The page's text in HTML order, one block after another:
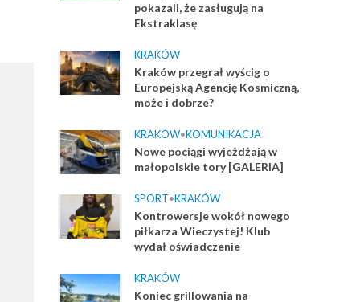
pokazali, że zasługują na
Ekstraklasę
KRAKÓW
Kraków przegrał wyścig o
Europejską Agencję Kosmiczną,
może i dobrze?
KRAKÓW•KOMUNIKACJA
Nowe pociągi wyjeżdżają w
małopolskie tory [GALERIA]
SPORT•KRAKÓW
Kontrowersje wokół nowego
piłkarza Wieczystej! Klub
wydał oświadczenie
KRAKÓW
Koniec grillowania na